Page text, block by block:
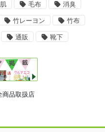
毛布 消臭
竹レーヨン 竹布
通販 靴下
商品取扱店